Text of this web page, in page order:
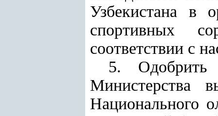
Узбекистана в
спортивных
соответствии с
5. Одобрить
Министерства
Национального